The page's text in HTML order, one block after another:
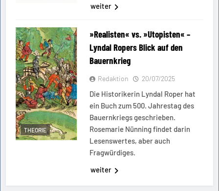
weiter
THEORIE
»Realisten« vs. »Utopisten« –
Lyndal Ropers Blick auf den
Bauernkrieg
Redaktion 20/07/2025
Die Historikerin Lyndal Roper hat
ein Buch zum 500. Jahrestag des
Bauernkriegs geschrieben.
Rosemarie Nünning findet darin
Lesenswertes, aber auch
Fragwürdiges.
weiter